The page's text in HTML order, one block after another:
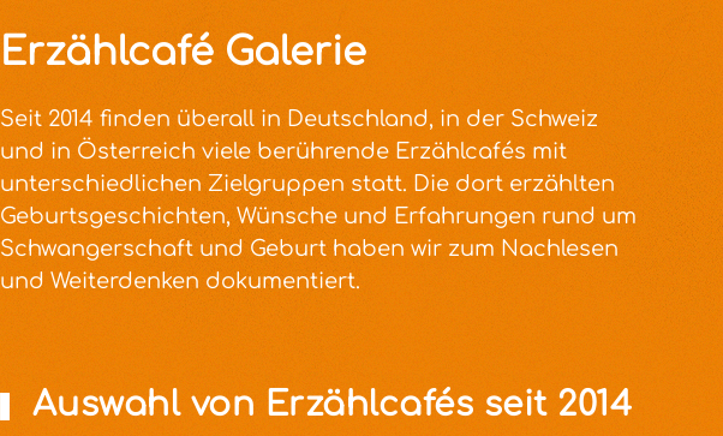
Erzählcafé Galerie
Seit 2014 finden überall in Deutschland, in der Schweiz
und in Österreich viele berührende Erzählcafés mit
unterschiedlichen Zielgruppen statt. Die dort erzählten
Geburtsgeschichten, Wünsche und Erfahrungen rund um
Schwangerschaft und Geburt haben wir zum Nachlesen
und Weiterdenken dokumentiert.
Auswahl von Erzählcafés seit 2014